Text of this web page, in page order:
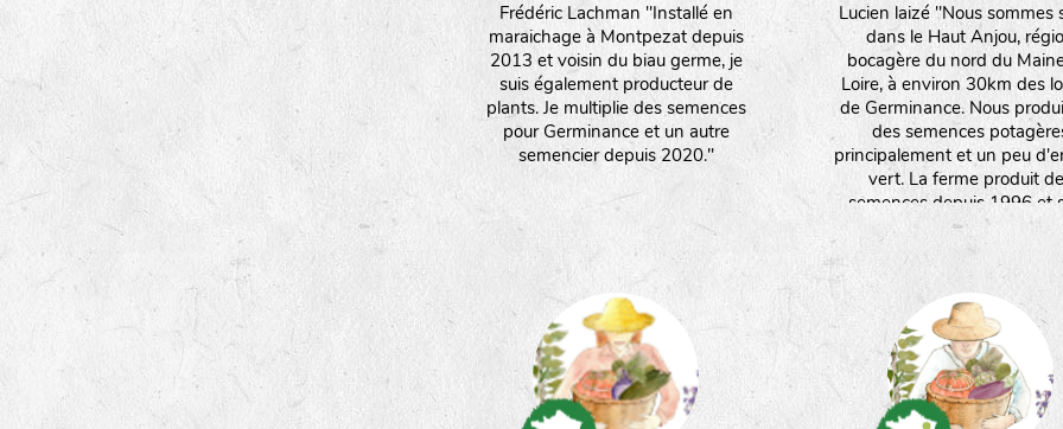
Frédéric Lachman "Installé en
maraichage à Montpezat depuis
2013 et voisin du biau germe, je
suis également producteur de
plants. Je multiplie des semences
pour Germinance et un autre
semencier depuis 2020."
Lucien laizé "Nous sommes
dans le Haut Anjou,
bocagère du nord du
Loire, à environ 30km des
de Germinance. Nous
des semences
principalement et un peu
vert. La ferme produit
semences depuis 1996 et
convertie à l'agriculture
depuis mon arrivée en
Aujourd'hui, l'ensemble de
l'exploitation (20ha) est
en agriculture biologique
vivre 4 personnes,
avec la multiplication de
(6ha - environ 30 variétés/
différentes)."